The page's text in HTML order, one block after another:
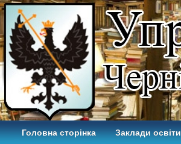
Головна сторінка Заклади